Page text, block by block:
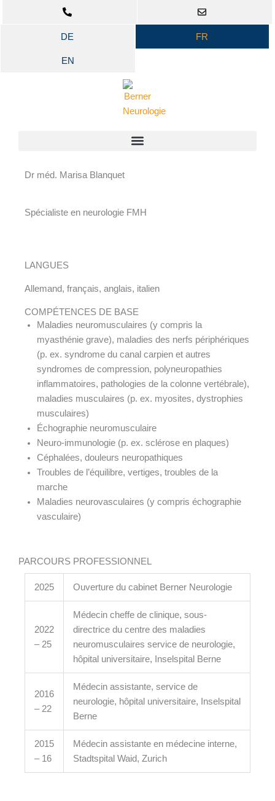
DE FR
EN
Dr méd. Marisa Blanquet
Spécialiste en neurologie FMH
LANGUES
Allemand, français, anglais, italien
COMPÉTENCES DE BASE
Maladies neuromusculaires (y compris la
myasthénie grave), maladies des nerfs périphériques
(p. ex. syndrome du canal carpien et autres
syndromes de compression, polyneuropathies
inflammatoires, pathologies de la colonne vertébrale),
maladies musculaires (p. ex. myosites, dystrophies
musculaires)
Échographie neuromusculaire
Neuro-immunologie (p. ex. sclérose en plaques)
Céphalées, douleurs neuropathiques
Troubles de l’équilibre, vertiges, troubles de la
marche
Maladies neurovasculaires (y compris échographie
vasculaire)
PARCOURS PROFESSIONNEL
2025 Ouverture du cabinet Berner Neurologie
2022
– 25
Médecin cheffe de clinique, sous-
directrice du centre des maladies
neuromusculaires service de neurologie,
hôpital universitaire, Inselspital Berne
2016
– 22
Médecin assistante, service de
neurologie, hôpital universitaire, Inselspital
Berne
2015
– 16
Médecin assistante en médecine interne,
Stadtspital Waid, Zurich